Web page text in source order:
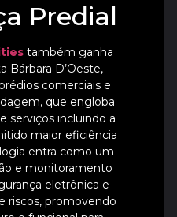
Predial
também ganha
Bárbara D’Oeste,
comerciais e
que engloba
serviços incluindo a
maior eficiência
entra como um
e monitoramento
eletrônica e
riscos, promovendo